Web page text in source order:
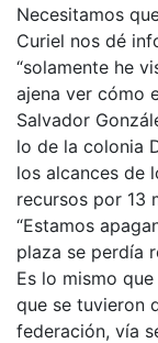
Necesitamos
Curiel nos dé
“solamente he
ajena ver cómo
Salvador
lo de la colonia
los alcances de
recursos por 13
“Estamos
plaza se perdía
Es lo mismo
que se tuvieron
federación, vía